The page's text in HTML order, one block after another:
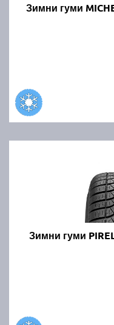
Зимни гуми
Зимни гуми